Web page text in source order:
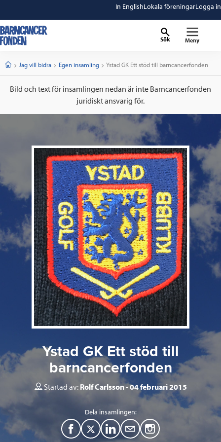
In EnglishLokala föreningarLogga in
Sök Meny
StartJag vill bidra Egen insamling Current:
Ystad GK Ett stöd till barncancerfonden
Bild och text för insamlingen nedan är inte Barncancerfonden
juridiskt ansvarig för.
Ystad GK Ett stöd till
barncancerfonden
Startad av: Rolf Carlsson 04 februari 2015
Dela insamlingen:
F
T
L
M